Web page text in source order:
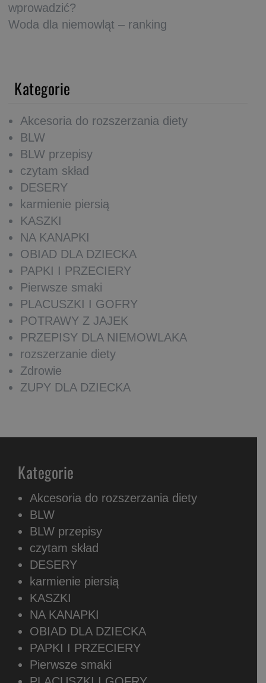
wprowadzić?
Woda dla niemowląt – ranking
Kategorie
Akcesoria do rozszerzania diety
BLW
BLW przepisy
czytam skład
DESERY
karmienie piersią
KASZKI
NA KANAPKI
OBIAD DLA DZIECKA
PAPKI I PRZECIERY
Pierwsze smaki
PLACUSZKI I GOFRY
POTRAWY Z JAJEK
PRZEPISY DLA NIEMOWLAKA
rozszerzanie diety
Zdrowie
ZUPY DLA DZIECKA
Kategorie
Akcesoria do rozszerzania diety
BLW
BLW przepisy
czytam skład
DESERY
karmienie piersią
KASZKI
NA KANAPKI
OBIAD DLA DZIECKA
PAPKI I PRZECIERY
Pierwsze smaki